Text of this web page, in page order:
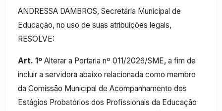
ANDRESSA DAMBROS, Secretária Municipal de
Educação, no uso de suas atribuições legais,
RESOLVE:
Art. 1º Alterar a Portaria nº 011/2026/SME, a fim de
incluir a servidora abaixo relacionada como membro
da Comissão Municipal de Acompanhamento dos
Estágios Probatórios dos Profissionais da Educação